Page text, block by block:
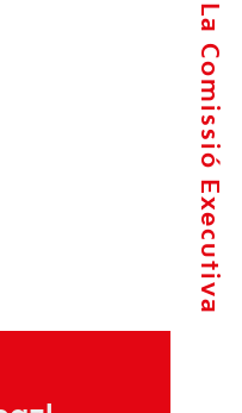
La Comissió Executiva